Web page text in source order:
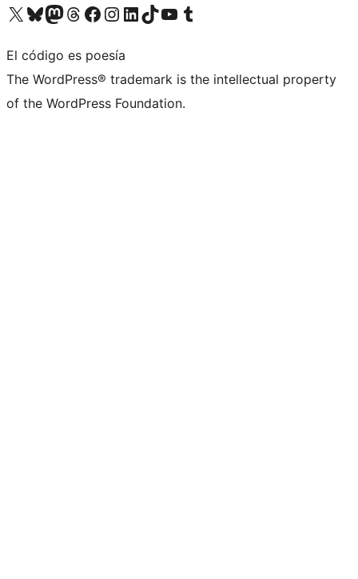
Visita nuestra cuenta de X (anteriormente Twitter)
Visita nuestra cuenta de Bluesky
Visita nuestra cuenta de Mastodon
Visita nuestra cuenta de Threads
Visita nuestra página de Facebook
Visita nuestra cuenta de Instagram
Visita nuestra cuenta de LinkedIn
Visita nuestra cuenta de TikTok
Visita nuestro canal de YouTube
Visita nuestra cuenta de Tumblr
El código es poesía
The WordPress® trademark is the intellectual property
of the WordPress Foundation.